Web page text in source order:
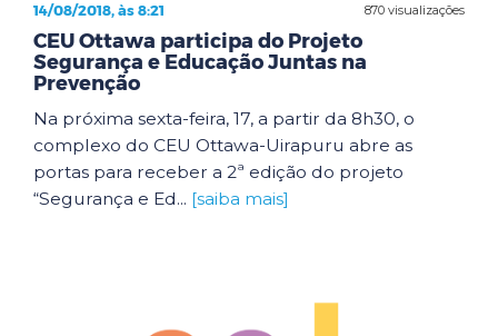
870 visualizações
14/08/2018, às 8:21
CEU Ottawa participa do Projeto
Segurança e Educação Juntas na
Prevenção
Na próxima sexta-feira, 17, a partir da 8h30, o
complexo do CEU Ottawa-Uirapuru abre as
portas para receber a 2ª edição do projeto
“Segurança e Ed... [saiba mais]